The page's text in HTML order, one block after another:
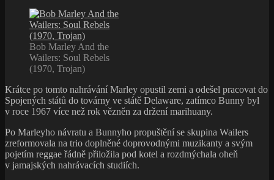
Bob Marley And the
Wailers: Soul Rebels
(1970, Trojan)
Krátce po tomto nahrávání Marley opustil zemi a odešel pracovat do
Spojených států do továrny ve státě Delaware, zatímco Bunny byl
v roce 1967 více než rok vězněn za držení marihuany.
Po Marleyho návratu a Bunnyho propuštění se skupina Wailers
zreformovala na trio doplněné doprovodnými muzikanty a svým
pojetím reggae řádně přiložila pod kotel a rozdmýchala oheň
v jamajských nahrávacích studiích.